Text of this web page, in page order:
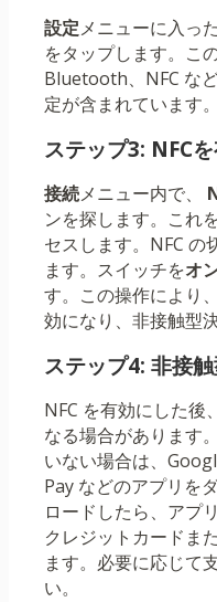
設定メニューに入っ
をタップします。こ
Bluetooth、NFC な
定が含まれています。
ステップ3: NFC
接続メニュー内で、
ンを探します。これ
セスします。NFC の
ます。スイッチをオ
す。この操作により
効になり、非接触型
ステップ4: 非接
NFC を有効にした後
なる場合があります
いない場合は、
Pay などのアプリを
ロードしたら、アプ
クレジットカードま
ます。必要に応じて
い。